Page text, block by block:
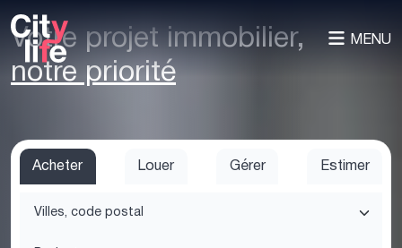
MENU
Votre projet immobilier,
notre priorité
Acheter Louer Gérer Estimer